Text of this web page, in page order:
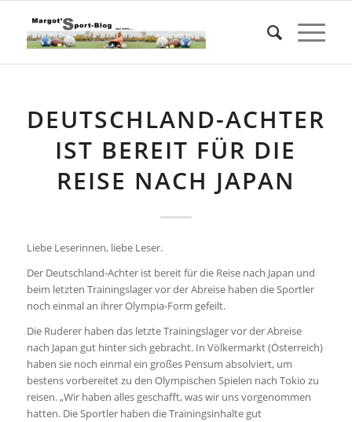
DEUTSCHLAND-ACHTER
IST BEREIT FÜR DIE
REISE NACH JAPAN
Liebe Leserinnen, liebe Leser.
Der Deutschland-Achter ist bereit für die Reise nach Japan und
beim letzten Trainingslager vor der Abreise haben die Sportler
noch einmal an ihrer Olympia-Form gefeilt.
Die Ruderer haben das letzte Trainingslager vor der Abreise
nach Japan gut hinter sich gebracht. In Völkermarkt (Österreich)
haben sie noch einmal ein großes Pensum absolviert, um
bestens vorbereitet zu den Olympischen Spielen nach Tokio zu
reisen. „Wir haben alles geschafft, was wir uns vorgenommen
hatten. Die Sportler haben die Trainingsinhalte gut